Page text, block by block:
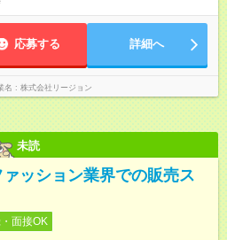
応募する 詳細へ
名 株式会社リージョン
未読
ァッション業界での販売ス
面接OK